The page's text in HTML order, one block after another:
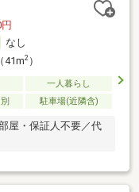
なし
41m2）
一人暮らし
駐車場(近隣含)
屋・保証人不要／代